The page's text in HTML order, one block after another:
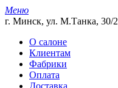
Меню
г. Минск, ул. М.Танка, 30/2
О салоне
Клиентам
Фабрики
Оплата
Доставка